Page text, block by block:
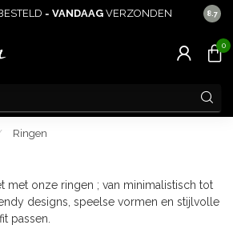
= VANDAAG VERZONDEN 8.7
0
Ringen
met onze ringen ; van minimalistisch tot
designs, speelse vormen en stijlvolle
passen.